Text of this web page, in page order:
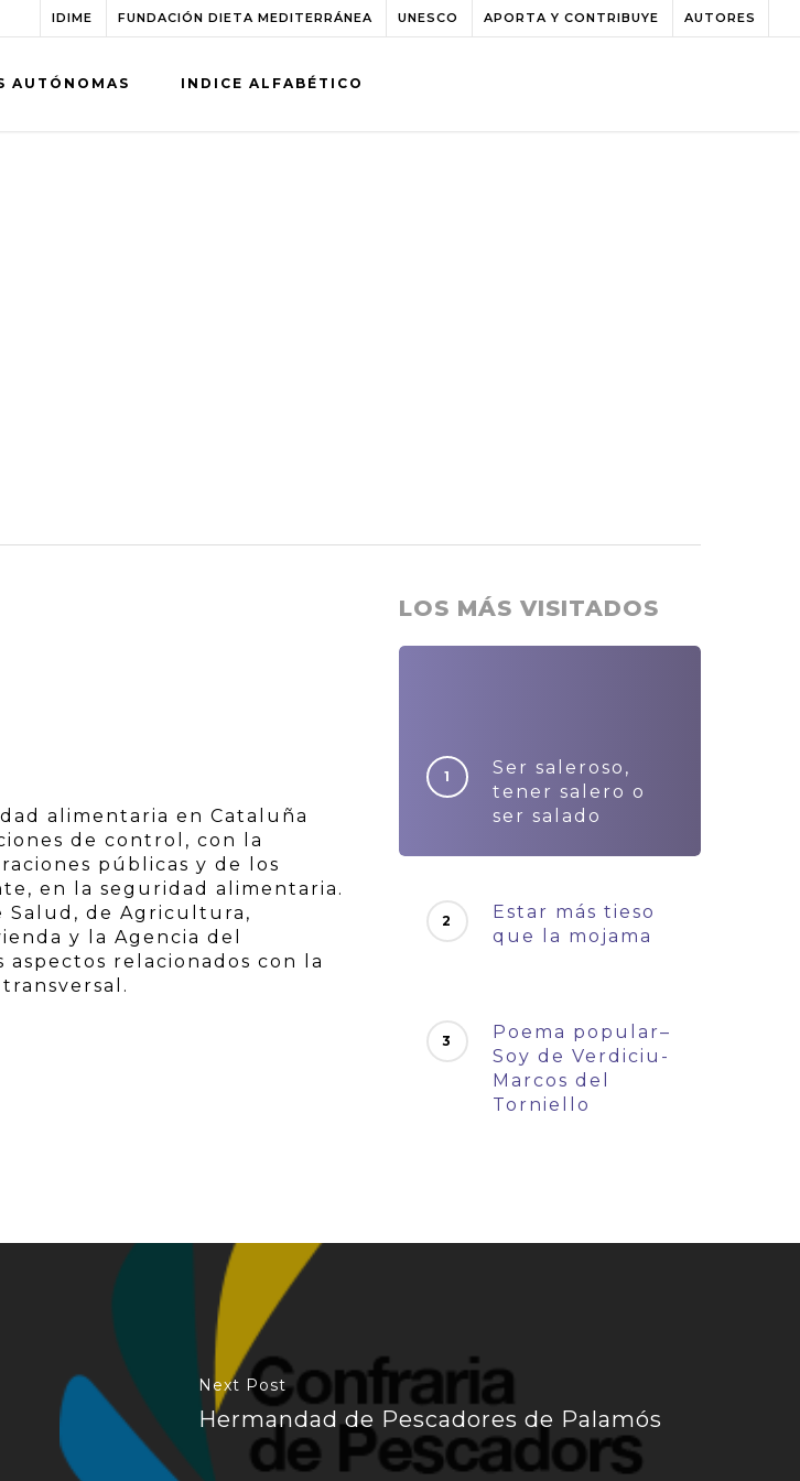
IDIME FUNDACIÓN DIETA MEDITERRÁNEA UNESCO APORTA Y CONTRIBUYE AUTORES
AUTÓNOMAS INDICE ALFABÉTICO
alimentaria en Cataluña
de control, con la
públicas y de los
en la seguridad alimentaria.
Salud, de Agricultura,
y la Agencia del
relacionados con la
LOS MÁS VISITADOS
Ser saleroso,
tener salero o
ser salado
Estar más tieso
que la mojama
Poema popular–
Soy de Verdiciu-
Marcos del
Torniello
Next Post
Hermandad de Pescadores de Palamós